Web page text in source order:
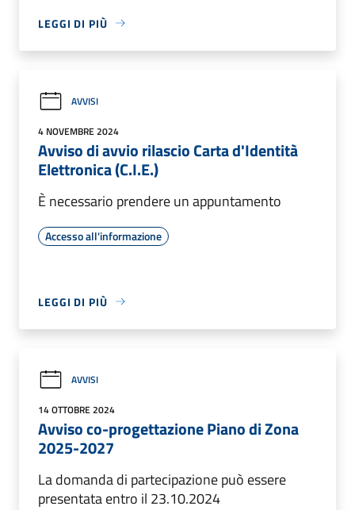
LEGGI DI PIÙ
AVVISI
4 NOVEMBRE 2024
Avviso di avvio rilascio Carta d'Identità
Elettronica (C.I.E.)
È necessario prendere un appuntamento
Accesso all'informazione
LEGGI DI PIÙ
AVVISI
14 OTTOBRE 2024
Avviso co-progettazione Piano di Zona
2025-2027
La domanda di partecipazione può essere
presentata entro il 23.10.2024